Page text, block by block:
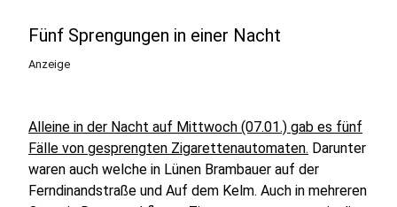
Fünf Sprengungen in einer Nacht
Anzeige
Alleine in der Nacht auf Mittwoch (07.01.) gab es fünf
Fälle von gesprengten Zigarettenautomaten. Darunter
waren auch welche in Lünen Brambauer auf der
Ferndinandstraße und Auf dem Kelm. Auch in mehreren